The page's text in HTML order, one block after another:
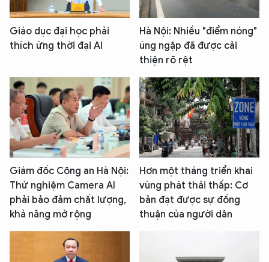
Giáo dục đại học phải
thích ứng thời đại AI
Hà Nội: Nhiều "điểm nóng"
úng ngập đã được cải
thiện rõ rệt
Giám đốc Công an Hà Nội:
Thử nghiệm Camera AI
phải bảo đảm chất lượng,
khả năng mở rộng
Hơn một tháng triển khai
vùng phát thải thấp: Cơ
bản đạt được sự đồng
thuận của người dân